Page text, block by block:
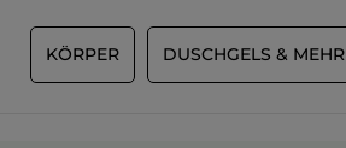
KÖRPER DUSCHGELS & MEHR